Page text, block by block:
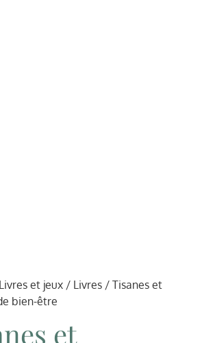
Livres et jeux / Livres / Tisanes et
bien-être
et